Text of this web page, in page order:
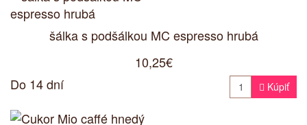
šálka s podšálkou MC espresso hrubá
10,25€
Do 14 dní
 Kúpiť